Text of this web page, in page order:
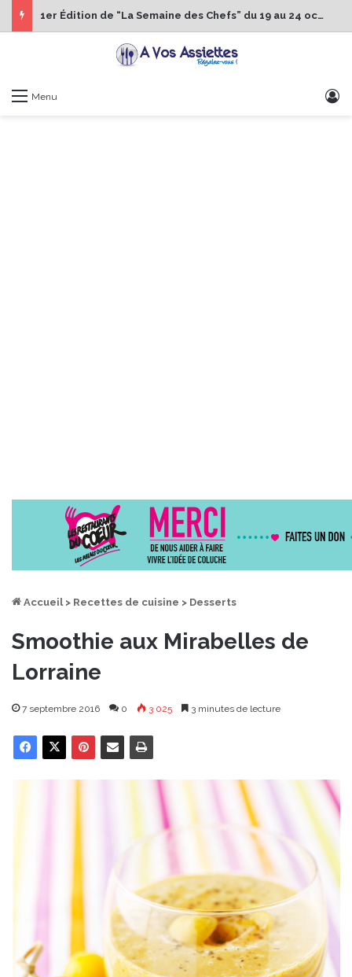
1er Édition de “La Semaine des Chefs” du 19 au 24 octobre 2026
Menu
Accueil > Recettes de cuisine > Desserts
Smoothie aux Mirabelles de
Lorraine
7 septembre 2016 0 3 025 3 minutes de lecture